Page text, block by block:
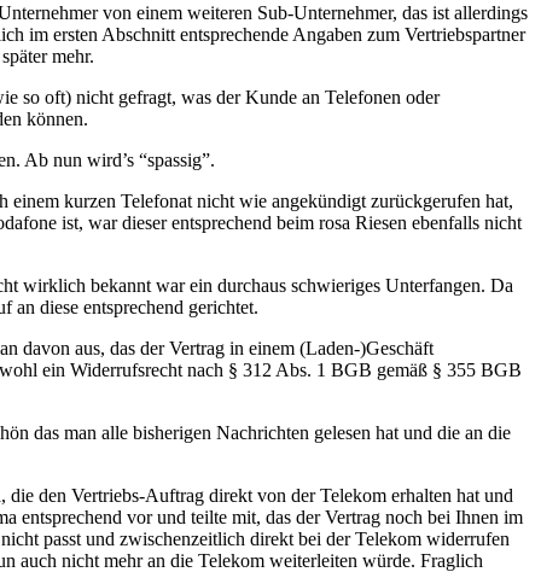
von einem weiteren Sub-Unternehmer, das ist allerdings
im ersten Abschnitt entsprechende Angaben zum Vertriebspartner
mehr.
so oft) nicht gefragt, was der Kunde an Telefonen oder
können.
Ab nun wird’s “spassig”.
kurzen Telefonat nicht wie angekündigt zurückgerufen hat,
ist, war dieser entsprechend beim rosa Riesen ebenfalls nicht
wirklich bekannt war ein durchaus schwieriges Unterfangen. Da
an diese entsprechend gerichtet.
davon aus, das der Vertrag in einem (Laden-)Geschäft
ein Widerrufsrecht nach § 312 Abs. 1 BGB gemäß § 355 BGB
das man alle bisherigen Nachrichten gelesen hat und die an die
den Vertriebs-Auftrag direkt von der Telekom erhalten hat und
entsprechend vor und teilte mit, das der Vertrag noch bei Ihnen im
passt und zwischenzeitlich direkt bei der Telekom widerrufen
auch nicht mehr an die Telekom weiterleiten würde. Fraglich